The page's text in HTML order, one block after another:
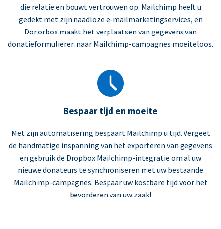
die relatie en bouwt vertrouwen op. Mailchimp heeft u
gedekt met zijn naadloze e-mailmarketingservices, en
Donorbox maakt het verplaatsen van gegevens van
donatieformulieren naar Mailchimp-campagnes moeiteloos.
Bespaar tijd en moeite
Met zijn automatisering bespaart Mailchimp u tijd. Vergeet
de handmatige inspanning van het exporteren van gegevens
en gebruik de Dropbox Mailchimp-integratie om al uw
nieuwe donateurs te synchroniseren met uw bestaande
Mailchimp-campagnes. Bespaar uw kostbare tijd voor het
bevorderen van uw zaak!